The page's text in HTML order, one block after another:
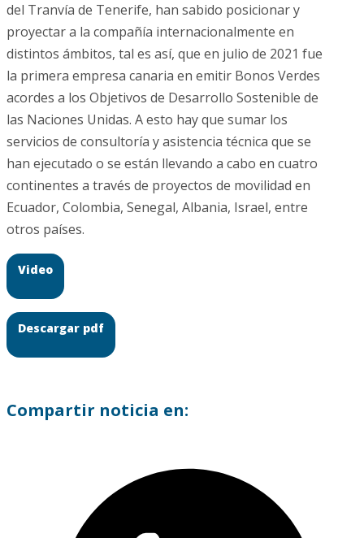
del Tranvía de Tenerife, han sabido posicionar y
proyectar a la compañía internacionalmente en
distintos ámbitos, tal es así, que en julio de 2021 fue
la primera empresa canaria en emitir Bonos Verdes
acordes a los Objetivos de Desarrollo Sostenible de
las Naciones Unidas. A esto hay que sumar los
servicios de consultoría y asistencia técnica que se
han ejecutado o se están llevando a cabo en cuatro
continentes a través de proyectos de movilidad en
Ecuador, Colombia, Senegal, Albania, Israel, entre
otros países.
Video
Descargar pdf
Compartir noticia en: